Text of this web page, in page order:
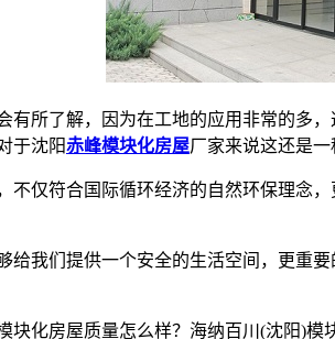
所了解，因为在工地的应用非常的多
于沈阳赤峰模块化房屋厂家来说这还是一
仅符合国际循环经济的自然环保理念
给我们提供一个安全的生活空间，更重
化房屋质量怎么样？海纳百川(沈阳)